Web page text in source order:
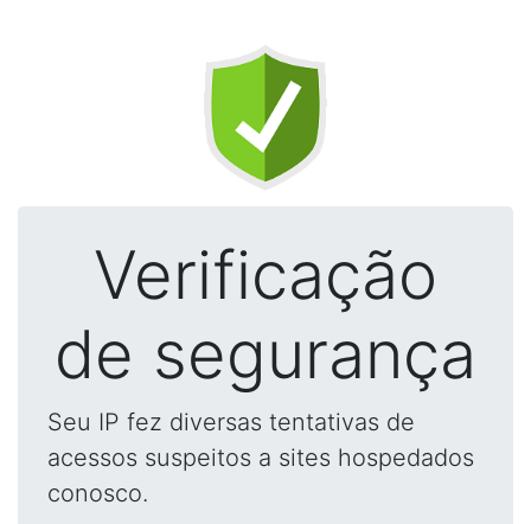
Verificação
de segurança
Seu IP fez diversas tentativas de
acessos suspeitos a sites hospedados
conosco.